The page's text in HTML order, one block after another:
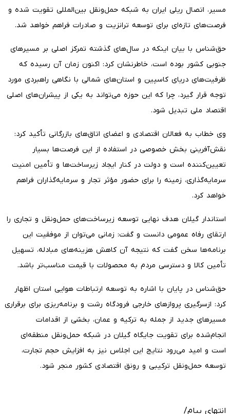
مسیر، اتصال ریلی ایران به شبکه حمل‌ونقل بین‌المللی تقویت شده و
فرصت‌های تازه‌ای برای توسعه ترانزیت و صادرات فراهم خواهد شد.
حق‌شناس با بیان اینکه در سال‌های گذشته تمرکز اصلی بر مسیرهای
جنوبی کشور بوده است، خاطرنشان کرد: اکنون زمان آن رسیده که
ظرفیت‌های دریای کاسپین و استان‌های شمالی با نگاهی راهبردی مورد
توجه قرار گیرد، چرا که این حوزه می‌تواند به یکی از پیشران‌های اصلی
اقتصاد ملی تبدیل شود.
وی خطاب به فعالان اقتصادی و اعضای اتاق‌های بازرگانی تأکید کرد:
نقش‌آفرینی بخش خصوصی در استفاده از این فرصت‌ها بسیار
تعیین‌کننده است و دولت در کنار ایجاد زیرساخت‌ها و تأمین امنیت
سرمایه‌گذاری، زمینه را برای حضور مؤثر تجار و سرمایه‌گذاران فراهم
خواهد کرد.
استاندار گیلان هدف نهایی توسعه زیرساخت‌های حمل‌ونقل و تجاری را
ارتقای رفاه عمومی دانست و گفت: زمانی می‌توان از موفقیت این
برنامه‌ها سخن گفت که نتیجه آن کاهش هزینه‌های مبادله، تسهیل
تأمین کالا و دسترسی مردم به محصولات با قیمت مناسب‌تر باشد.
حق‌شناس در پایان با اشاره به توسعه ارتباطات هوایی استان اظهار
کرد: ازسرگیری پروازهای خارجی فرودگاه رشت و برنامه‌ریزی برای برقراری
مسیرهای جدید از جمله به ترکیه و عمان، بخشی از اقدامات
انجام‌شده برای تقویت جایگاه گیلان در شبکه حمل‌ونقل منطقه‌ای
است و امید می‌رود نتایج این اجلاس نیز به افزایش حجم تجارت،
توسعه حمل‌ونقل ترکیبی و رونق اقتصادی کشور منجر شود.
انتهای پیام/